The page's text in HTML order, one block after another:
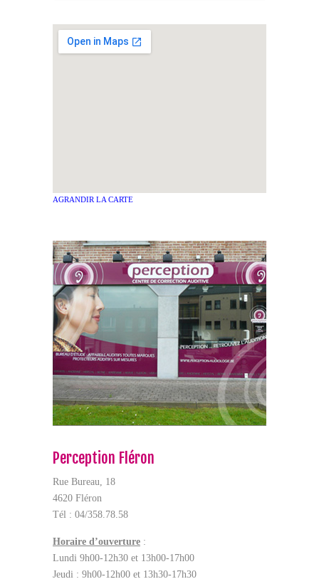
AGRANDIR LA CARTE
Perception Fléron
Rue Bureau, 18
4620 Fléron
Tél : 04/358.78.58
Horaire d’ouverture :
Lundi 9h00-12h30 et 13h00-17h00
Jeudi : 9h00-12h00 et 13h30-17h30